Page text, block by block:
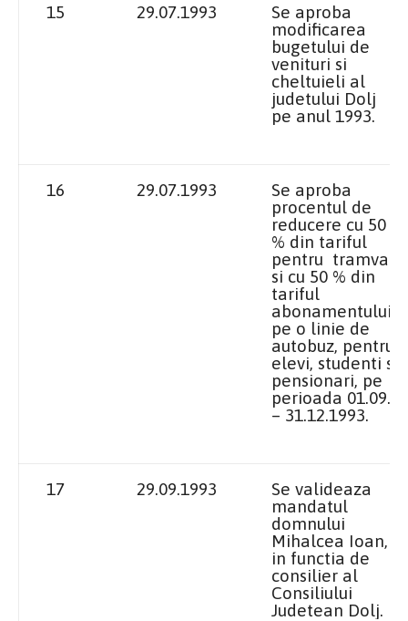
15 29.07.1993
Se aproba
modificarea
bugetului de
venituri si
cheltuieli al
judetului Dolj
pe anul 1993.
16 29.07.1993
Se aproba
procentul de
reducere cu 50
% din tariful
pentru tramvai
si cu 50 % din
tariful
abonamentului
pe o linie de
autobuz, pentru
elevi, studenti si
pensionari, pe
perioada 01.09.
– 31.12.1993.
17 29.09.1993
Se valideaza
mandatul
domnului
Mihalcea Ioan,
in functia de
consilier al
Consiliului
Judetean Dolj.